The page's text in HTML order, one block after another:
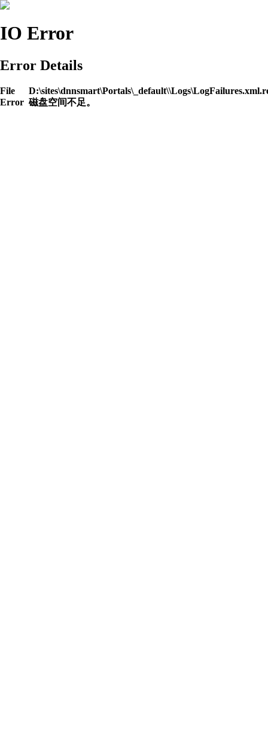
IO Error
Error Details
File
Error 磁盘空间不足。